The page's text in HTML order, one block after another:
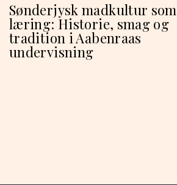
Sønderjysk madkultur som
læring: Historie, smag og
tradition i Aabenraas
undervisning